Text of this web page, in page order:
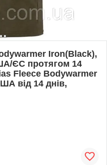
Iron(Black),
ЄС протягом 14
Fleece Bodywarmer
від 14 днів,